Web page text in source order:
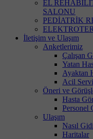
EL
SALONU
PEDİATRİK
İletişim ve Ulaşım
Anketlerimiz
Çalışan
Yatan
Ayaktan
Acil
Öneri ve
Hasta
Personel
Ulaşım
Nasıl
Haritalar